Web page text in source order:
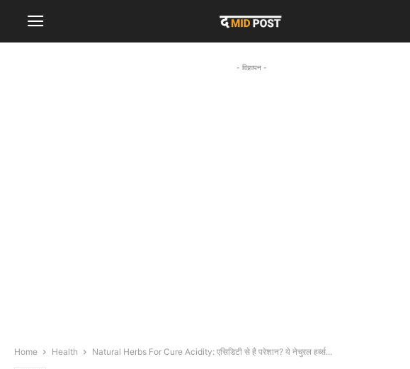
- विज्ञापन -
Home Health Natural Herbs For Cure Acidity: एसिडिटी से है परेशान? ये नेचुरल हर्ब्स...